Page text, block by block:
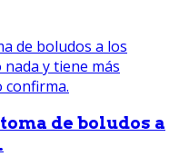
de boludos a